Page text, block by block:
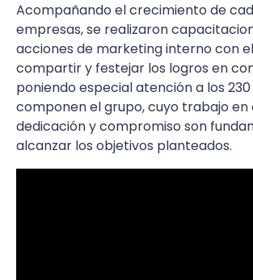
Acompañando el crecimiento de
empresas, se realizaron
acciones de marketing interno con
compartir y festejar los logros en
poniendo especial atención a los
componen el grupo, cuyo trabajo en
dedicación y compromiso son
alcanzar los objetivos planteados.